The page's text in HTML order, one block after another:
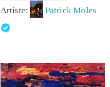
Artiste: Patrick Moles